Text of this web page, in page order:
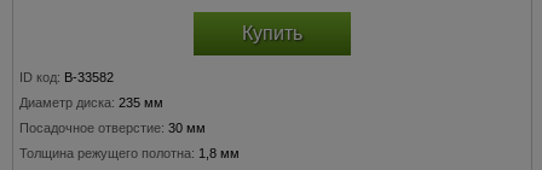
Купить
ID код: B-33582
Диаметр диска: 235 мм
Посадочное отверстие: 30 мм
Толщина режущего полотна: 1,8 мм